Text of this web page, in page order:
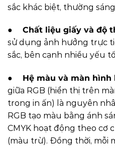
sắc khác biệt, thường
● Chất liệu giấy và độ
sử dụng ảnh hưởng trực
sắc, bên cạnh nhiều yếu
● Hệ màu và màn hình
giữa RGB (hiển thị trên
trong in ấn) là nguyên
RGB tạo màu bằng ánh
CMYK hoạt động theo cơ
(màu trừ). Đồng thời, mỗi